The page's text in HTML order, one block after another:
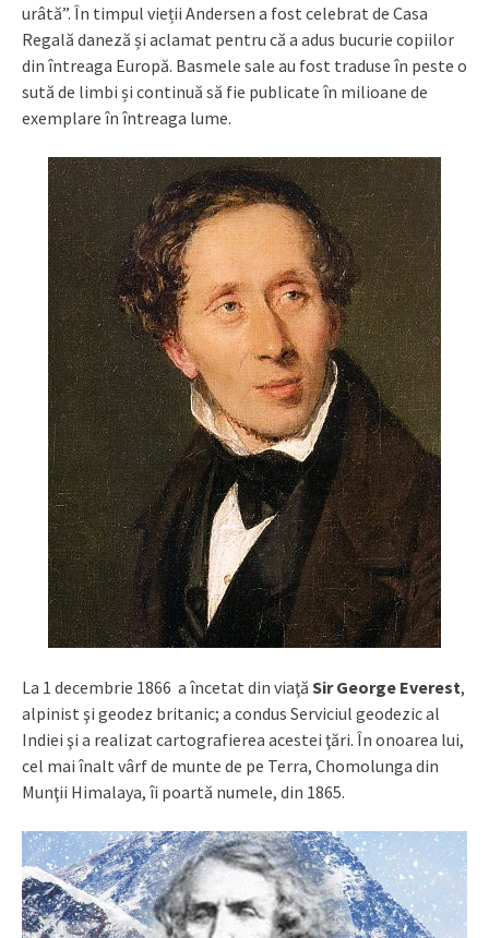
urâtă”. În timpul vieții Andersen a fost celebrat de Casa
Regală daneză și aclamat pentru că a adus bucurie copiilor
din întreaga Europă. Basmele sale au fost traduse în peste o
sută de limbi și continuă să fie publicate în milioane de
exemplare în întreaga lume.
La 1 decembrie 1866 a încetat din viaţă Sir George Everest,
alpinist şi geodez britanic; a condus Serviciul geodezic al
Indiei şi a realizat cartografierea acestei ţări. În onoarea lui,
cel mai înalt vârf de munte de pe Terra, Chomolunga din
Munţii Himalaya, îi poartă numele, din 1865.